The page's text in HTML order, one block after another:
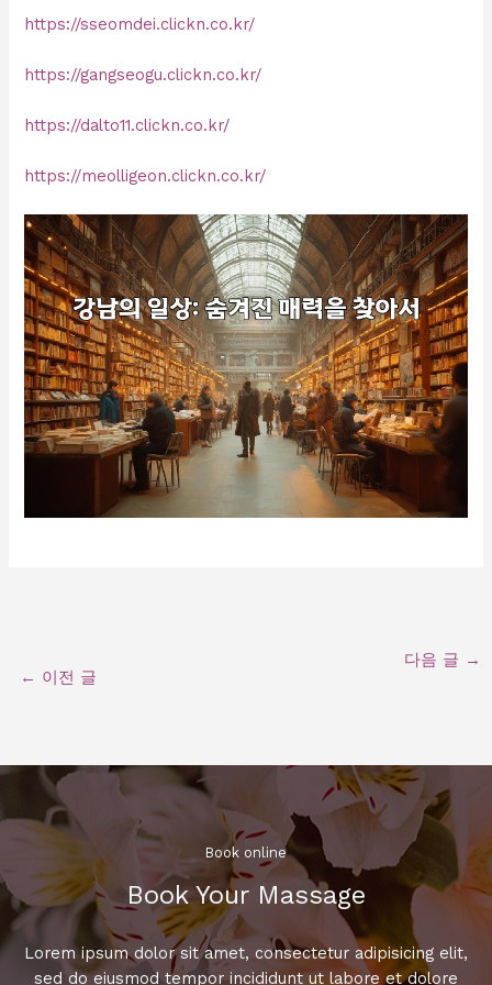
https://sseomdei.clickn.co.kr/
https://gangseogu.clickn.co.kr/
https://dalto11.clickn.co.kr/
https://meolligeon.clickn.co.kr/
← 이전 글
다음 글 →
Book online​
Book Your Massage​
Lorem ipsum dolor sit amet, consectetur adipisicing elit,
sed do eiusmod tempor incididunt ut labore et dolore